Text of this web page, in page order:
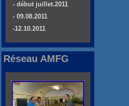
- début juillet.2011
- 09.08.2011
-12.10.2011
Réseau AMFG